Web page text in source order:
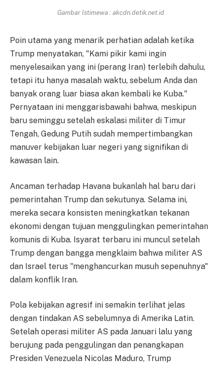
Gambar Istimewa : akcdn.detik.net.id
Poin utama yang menarik perhatian adalah ketika
Trump menyatakan, "Kami pikir kami ingin
menyelesaikan yang ini (perang Iran) terlebih dahulu,
tetapi itu hanya masalah waktu, sebelum Anda dan
banyak orang luar biasa akan kembali ke Kuba."
Pernyataan ini menggarisbawahi bahwa, meskipun
baru seminggu setelah eskalasi militer di Timur
Tengah, Gedung Putih sudah mempertimbangkan
manuver kebijakan luar negeri yang signifikan di
kawasan lain.
Ancaman terhadap Havana bukanlah hal baru dari
pemerintahan Trump dan sekutunya. Selama ini,
mereka secara konsisten meningkatkan tekanan
ekonomi dengan tujuan menggulingkan pemerintahan
komunis di Kuba. Isyarat terbaru ini muncul setelah
Trump dengan bangga mengklaim bahwa militer AS
dan Israel terus "menghancurkan musuh sepenuhnya"
dalam konflik Iran.
Pola kebijakan agresif ini semakin terlihat jelas
dengan tindakan AS sebelumnya di Amerika Latin.
Setelah operasi militer AS pada Januari lalu yang
berujung pada penggulingan dan penangkapan
Presiden Venezuela Nicolas Maduro, Trump